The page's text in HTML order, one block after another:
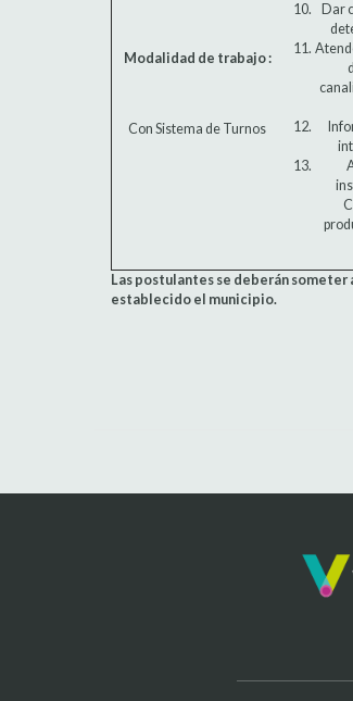
Modalidad de trabajo :
Con Sistema de Turnos
Dar
Las postulantes se deberán
establecido el municipio.